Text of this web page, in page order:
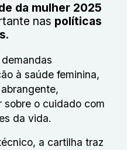
da mulher 2025
nas políticas
.
à saúde feminina,
sobre o cuidado com
da vida.
a cartilha traz